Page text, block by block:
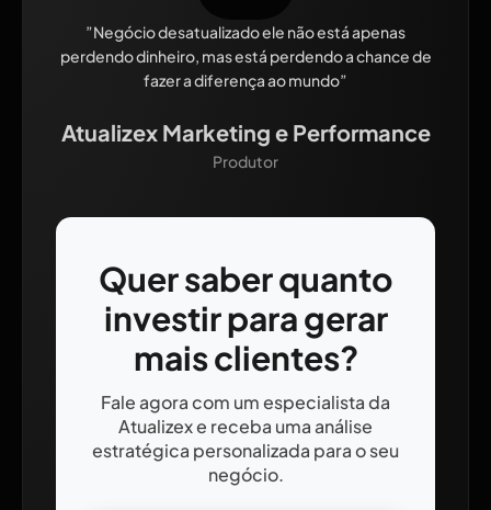
”Negócio desatualizado ele não está apenas
perdendo dinheiro, mas está perdendo a chance de
fazer a diferença ao mundo”
Atualizex Marketing e Performance
Produtor
Quer saber quanto
investir para gerar
mais clientes?
Fale agora com um especialista da
Atualizex e receba uma análise
estratégica personalizada para o seu
negócio.